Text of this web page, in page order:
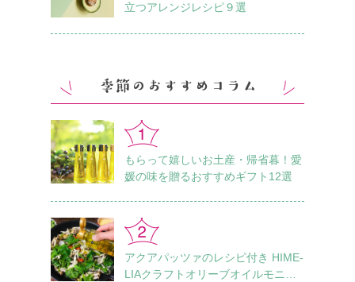
立つアレンジレシピ９選
もらって嬉しいお土産・帰省暮！愛
媛の味を贈るおすすめギフト12選
アクアパッツァのレシピ付き HIME-
LIAクラフトオリーブオイルモニタ